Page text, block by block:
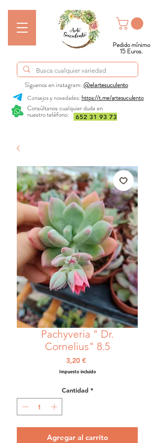
Consúltanos cualquier duda en
nuestro teléfono:
Síguenos en instagram:@elartesuculento
652 31 93 73
Consejos y novedades: https://t.me/artesuculento
Pedido mínimo
15 Euros.
Pachyveria " Dr.
Cornelius" 8.5
3,20 €Precio
Impuesto incluido
Cantidad *
Agregar al carrito